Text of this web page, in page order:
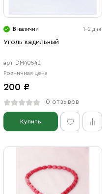
В наличии 1-2 дня
Уголь кадильный
арт. DM40542
Розничная цена
200 ₽
0 отзывов
Купить